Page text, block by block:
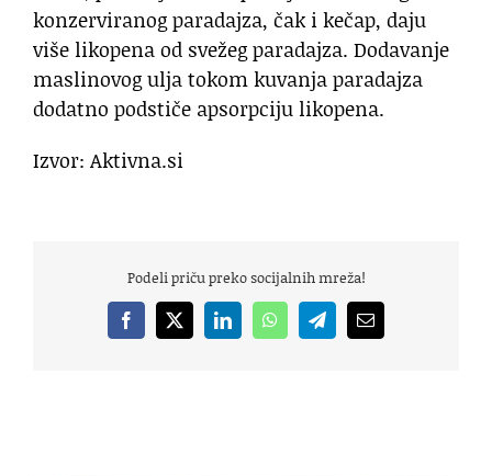
konzerviranog paradajza, čak i kečap, daju
više likopena od svežeg paradajza. Dodavanje
maslinovog ulja tokom kuvanja paradajza
dodatno podstiče apsorpciju likopena.
Izvor: Aktivna.si
Podeli priču preko socijalnih mreža!
Facebook
X LinkedInWhatsAppTelegramEmail